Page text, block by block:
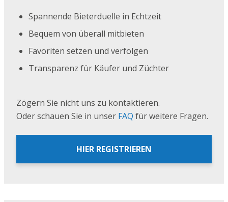
Spannende Bieterduelle in Echtzeit
Bequem von überall mitbieten
Favoriten setzen und verfolgen
Transparenz für Käufer und Züchter
Zögern Sie nicht uns zu kontaktieren.
Oder schauen Sie in unser FAQ für weitere Fragen.
HIER REGISTRIEREN